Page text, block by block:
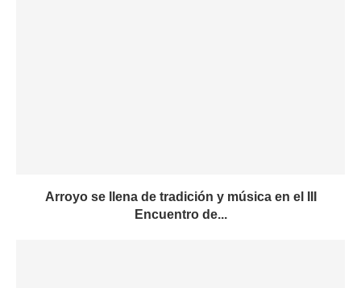
Arroyo se llena de tradición y música en el III
Encuentro de...